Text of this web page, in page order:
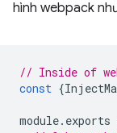
hình webpack
// Inside of
const {
module. exports